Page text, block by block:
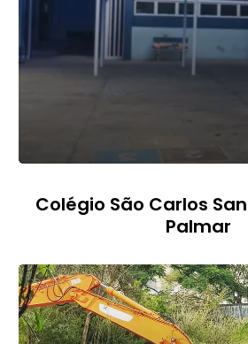
Colégio São Carlos
Palmar